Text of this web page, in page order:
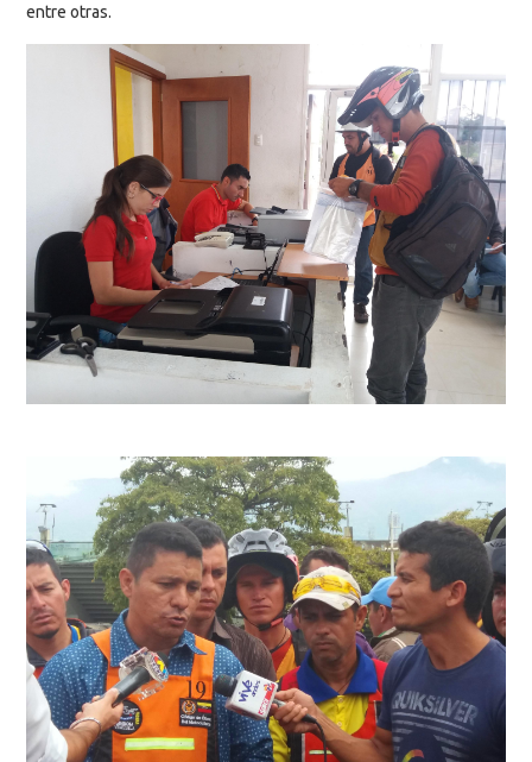
entre otras.